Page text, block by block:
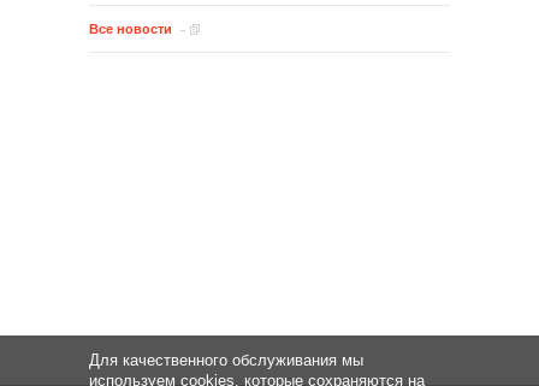
Все новости
Для качественного обслуживания мы
используем cookies, которые сохраняются на